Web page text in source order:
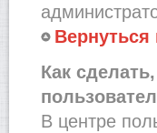
Вернуться
Как
В центре